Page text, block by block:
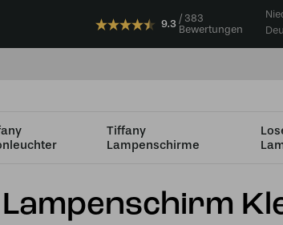
9.3
383
Bewertungen
Tiffany
Lampenschirme